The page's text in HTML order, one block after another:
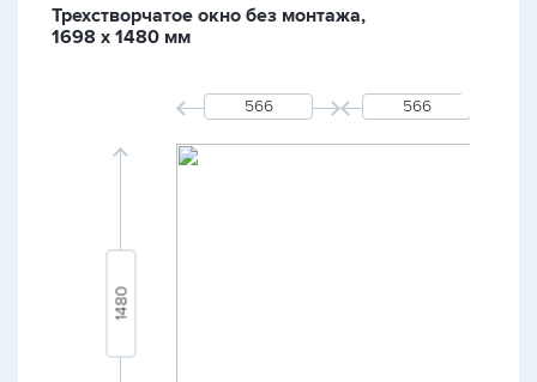
Трехстворчатое окно без монтажа,
1698 х 1480 мм